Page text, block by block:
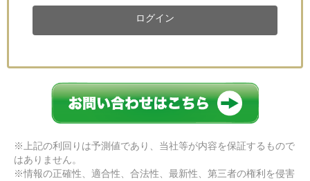
ログイン
※上記の利回りは予測値であり、当社等が内容を保証するもので
はありません。
※情報の正確性、適合性、合法性、最新性、第三者の権利を侵害